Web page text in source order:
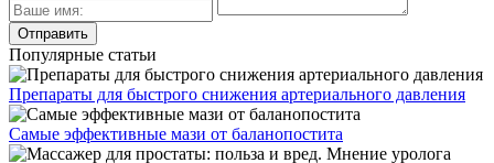
Популярные статьи
Препараты для быстрого снижения артериального давления
Самые эффективные мази от баланопостита